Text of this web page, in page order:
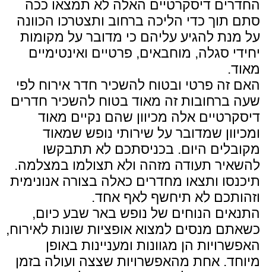
החדרים דיסקרטיים האלה לא תמצאו ככה
סתם תוך כדי הליכה ברחוב ותצטרכו הכוונה
על מנת להגיע עליהם כי מדובר על מקומות
יחידי סגלה, מוחבאים, פרטיים ואינטימיים
מאוד.
האם זה פרטי ובטוח להשכיר חדר אירוח לפי
שעה ברחובות זה מאוד בטוח להשכיר חדרים
דיסקרטיים אלה מכיוון שהם נקיים מאוד
ומכיוון שמדובר על שירותי נופש שמאוד
מקובלים היום. בכניסתכם לא תתבקשו
להשאיר תעודה מזהה ולא תצולמו במצלמה.
תיכנסו ותצאו מחדרים כאלה בצורה אנונימית
וזהותכם לא תיחשף לאף אחד.
התנאים הנוחים של נופש באר שבע כיום,
כשאתם מנסים למצוא אופציות שונות לאירוח,
האפשרויות הן מגוונות ומעניינות באופן
מיוחד. אחת מהאפשרויות שצצה ועולה בזמן